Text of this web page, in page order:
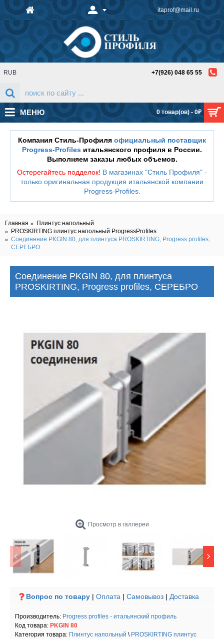
itaprof@mail.ru
0 товар(ов) - 0₽
RUB +7(926) 048 65 55
МЕНЮ
Компания Стиль-Профиля официальный поставщик
Progress-Profiles итальянского профиля в России.
Выполняем заказы любых объемов.
Остерегайтесь подделок! В магазинах "Стиль Профиля" -
только оригинальная продукция итальянской компании
Progress-Profiles.
Главная
Плинтус напольный
PROSKIRTING плинтус напольный ProgressProfiles
Соединение PKGIN 80, для плинтуса PROSKIRTING, Progress profiles,
СЕРЕБРО
Соединение PKGIN 80, для плинтуса
PROSKIRTING, Progress profiles, СЕРЕБРО
Просмотр в галлереи
Вопрос по товару | Оплата | Самовывоз | Доставка
Производитель: Progress profiles - итальянский профиль
Код товара: PKGIN 80
Категория товара: Плинтус напольный \ PROSKIRTING плинтус